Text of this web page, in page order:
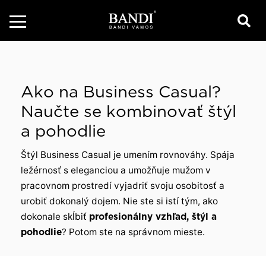
Ako na Business Casual?
Naučte se kombinovať štýl
a pohodlie
Štýl Business Casual je umením rovnováhy. Spája
ležérnosť s eleganciou a umožňuje mužom v
pracovnom prostredí vyjadriť svoju osobitosť a
urobiť dokonalý dojem. Nie ste si istí tým, ako
dokonale skĺbiť profesionálny vzhľad, štýl a
pohodlie? Potom ste na správnom mieste.